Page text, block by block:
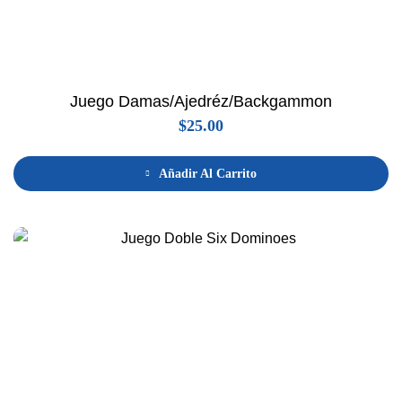
Juego Damas/Ajedréz/Backgammon
$25.00
Añadir Al Carrito